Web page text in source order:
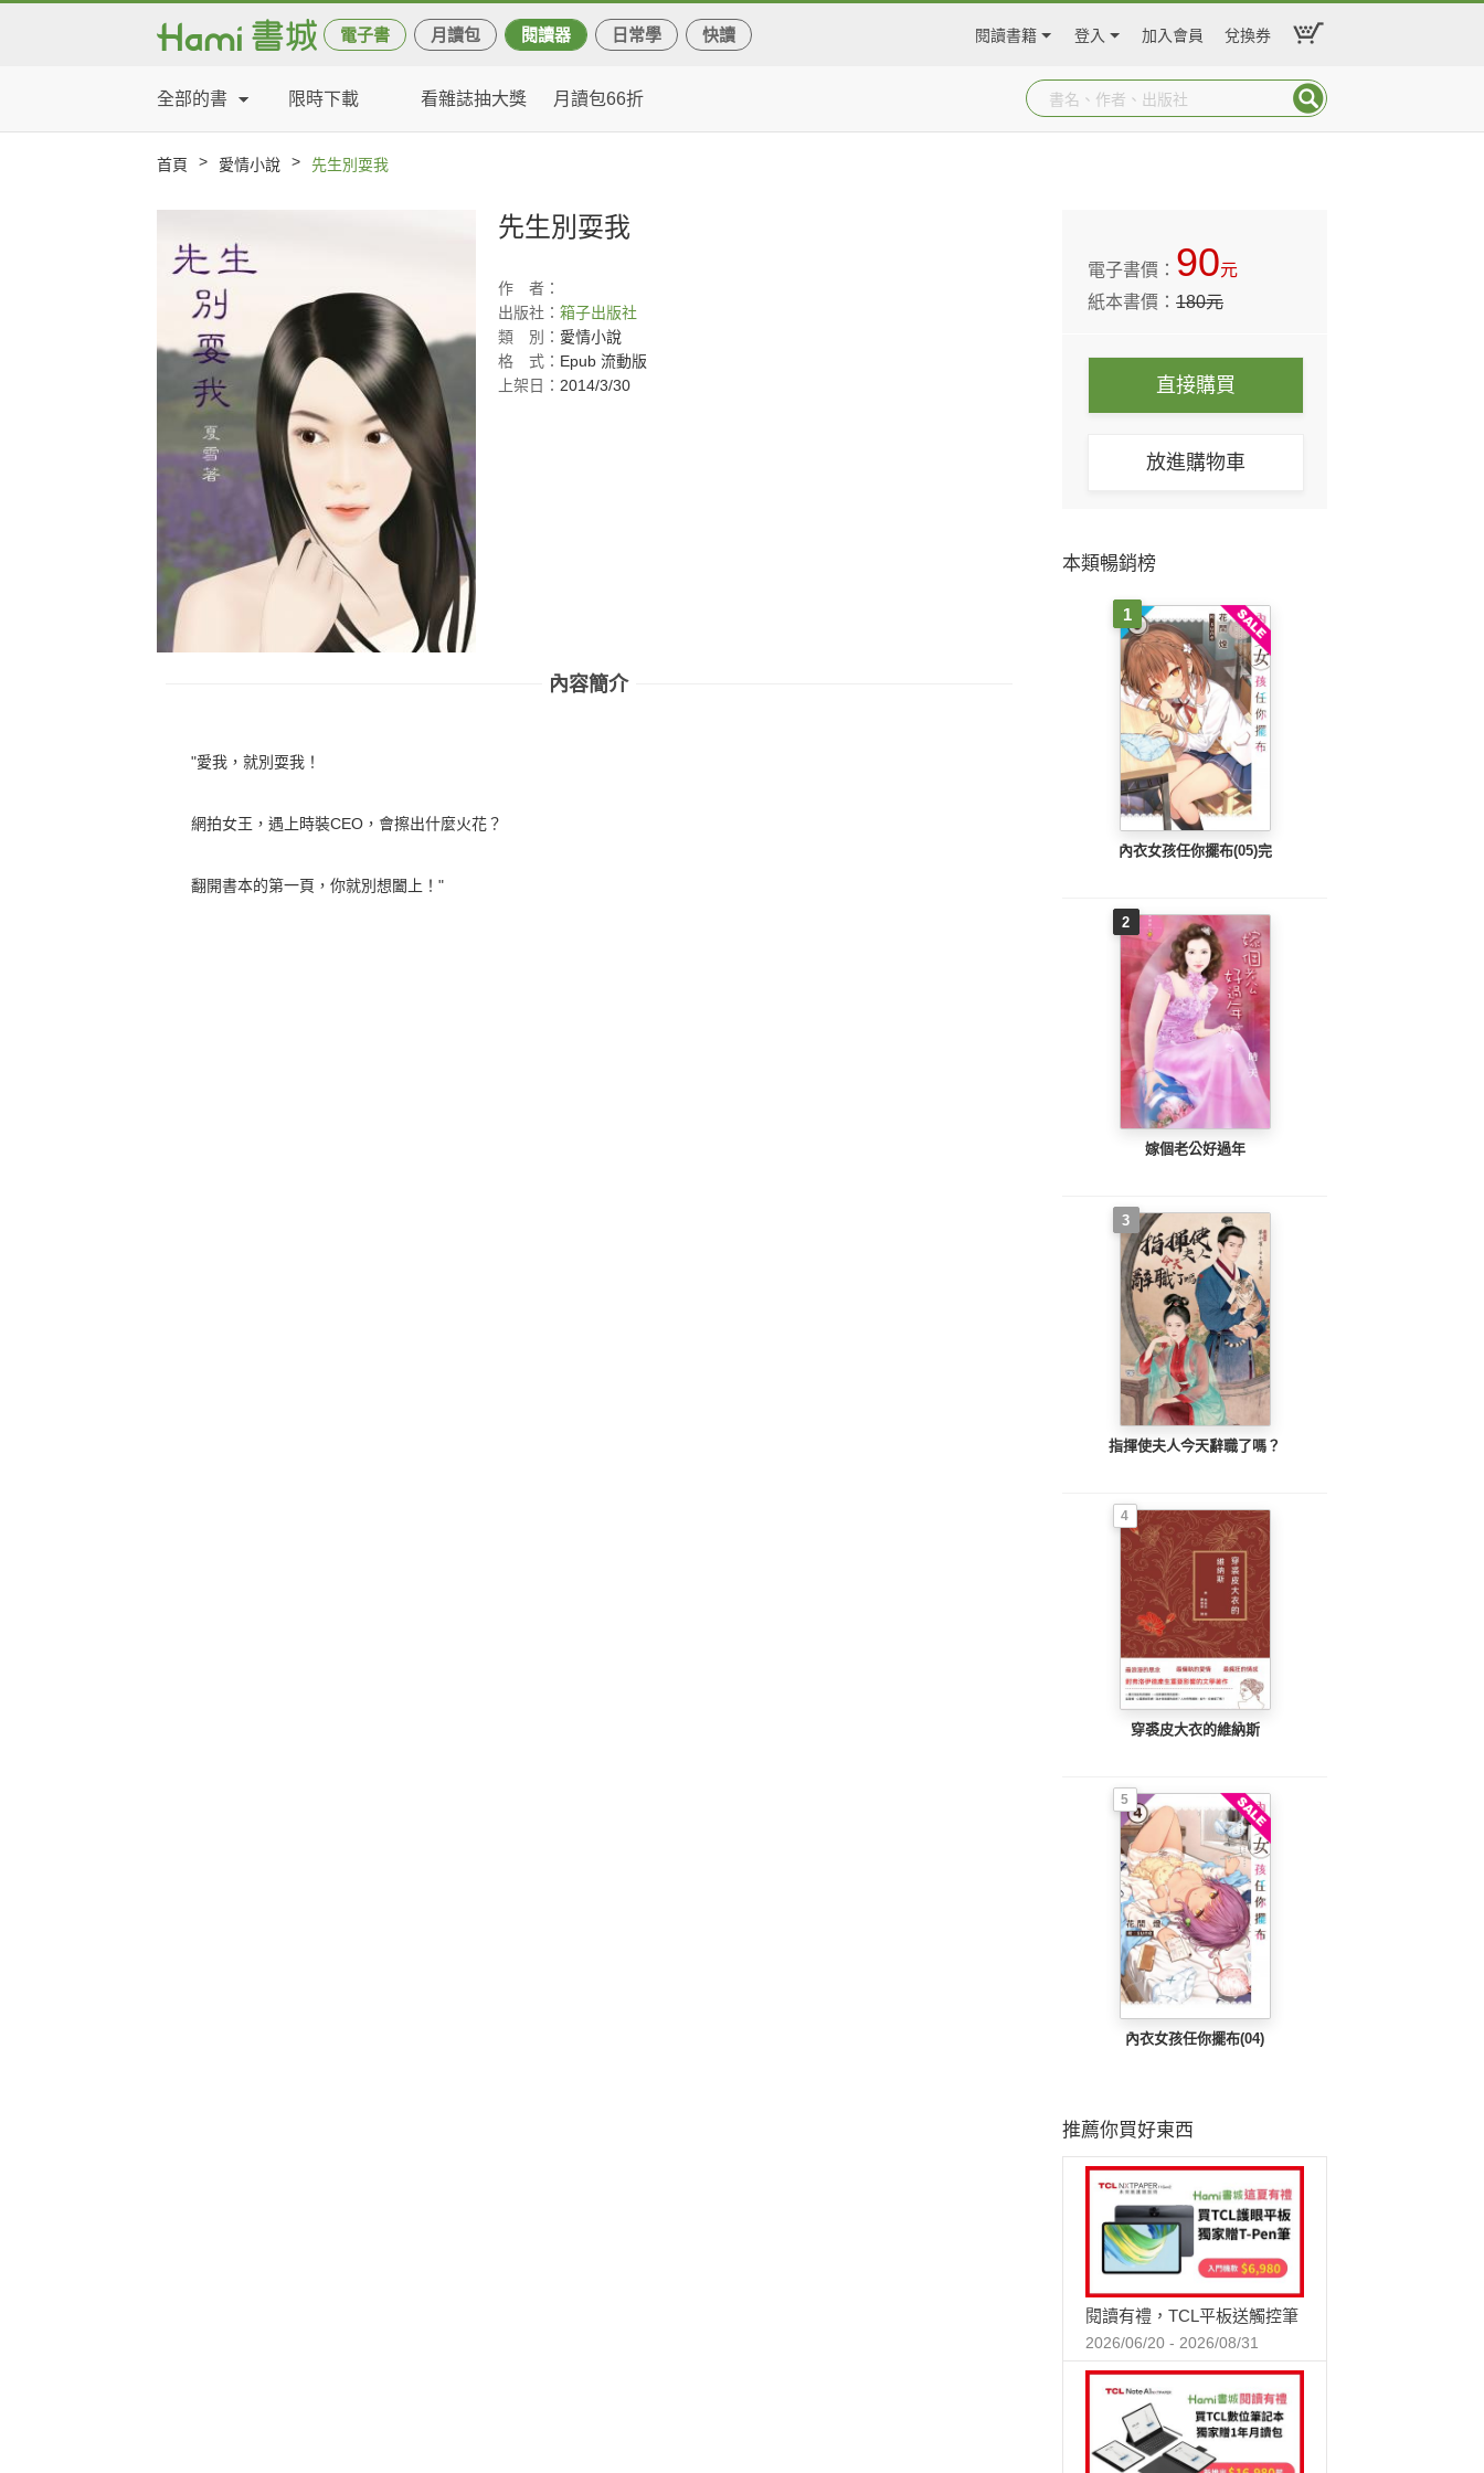
電子書 月讀包 閱讀器 日常學 快讀 閱讀書籍 登入 加入會員 兌換券
全部的書 限時下載 看雜誌抽大獎 月讀包66折
首頁 > 愛情小說 > 先生別耍我
先生別耍我
作
者：
出版社： 箱子出版社
類
別： 愛情小說
格
式： Epub 流動版
上架日： 2014/3/30
內容簡介
"愛我，就別耍我！
網拍女王，遇上時裝CEO，會擦出什麼火花？
翻開書本的第一頁，你就別想闔上！"
電子書價： 90元
紙本書價：180元
直接購買
放進購物車
本類暢銷榜
1
內衣女孩任你擺布(05)完
2
嫁個老公好過年
3
指揮使夫人今天辭職了嗎？
4
穿裘皮大衣的維納斯
5
內衣女孩任你擺布(04)
推薦你買好東西
閱讀有禮，TCL平板送觸控筆
2026/06/20 - 2026/08/31